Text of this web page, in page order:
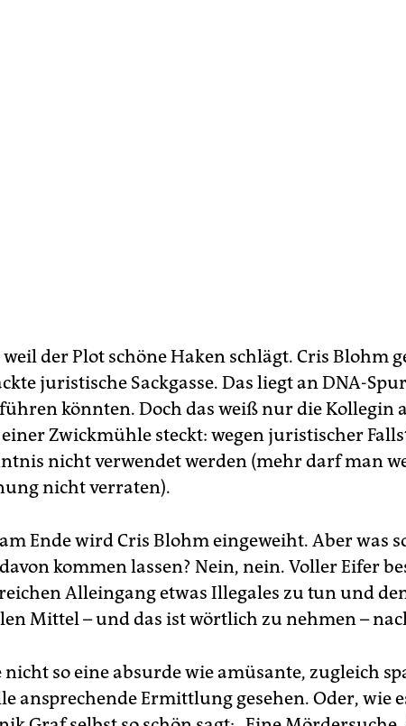
der Plot schöne Haken schlägt. Cris Blohm
juristische Sackgasse. Das liegt an DNA-
könnten. Doch das weiß nur die Kollegin
Zwickmühle steckt: wegen juristischer
nicht verwendet werden (mehr darf man
nicht verraten).
Ende wird Cris Blohm eingeweiht. Aber was
kommen lassen? Nein, nein. Voller Eifer
Alleingang etwas Illegales zu tun und
Mittel – und das ist wörtlich zu nehmen –
nicht so eine absurde wie amüsante, zugleich
ansprechende Ermittlung gesehen. Oder, wie